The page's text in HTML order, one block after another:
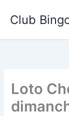
Club
Loto